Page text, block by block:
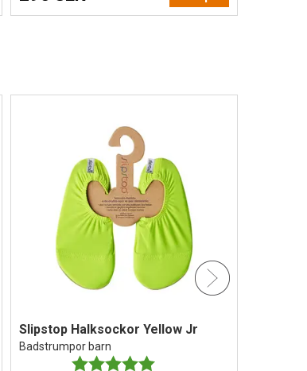
Slipstop Halksockor Yellow Jr
Badstrumpor barn
Betyg: